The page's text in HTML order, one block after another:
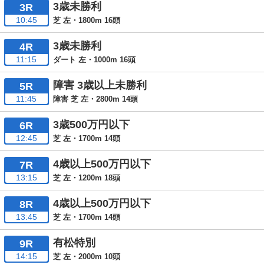
3R
10:45
3歳未勝利
芝 左・1800m 16頭
4R
11:15
3歳未勝利
ダート 左・1000m 16頭
5R
11:45
障害 3歳以上未勝利
障害 芝 左・2800m 14頭
6R
12:45
3歳500万円以下
芝 左・1700m 14頭
7R
13:15
4歳以上500万円以下
芝 左・1200m 18頭
8R
13:45
4歳以上500万円以下
芝 左・1700m 14頭
9R
14:15
有松特別
芝 左・2000m 10頭